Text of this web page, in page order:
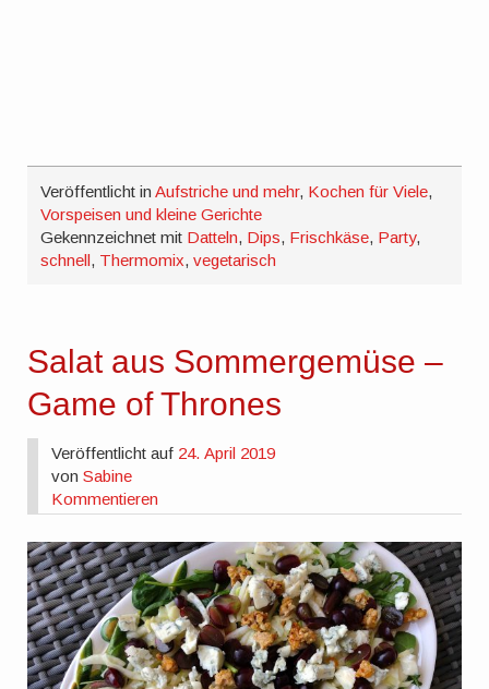
Veröffentlicht inAufstriche und mehr, Kochen für Viele,
Vorspeisen und kleine Gerichte
Gekennzeichnet mit Datteln, Dips, Frischkäse, Party,
schnell, Thermomix,vegetarisch
Salat aus Sommergemüse –
Game of Thrones
Veröffentlicht auf 24. April 2019
vonSabine
Kommentieren